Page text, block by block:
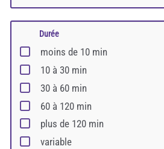
Durée
moins de 10 min
10 à 30 min
30 à 60 min
60 à 120 min
plus de 120 min
variable